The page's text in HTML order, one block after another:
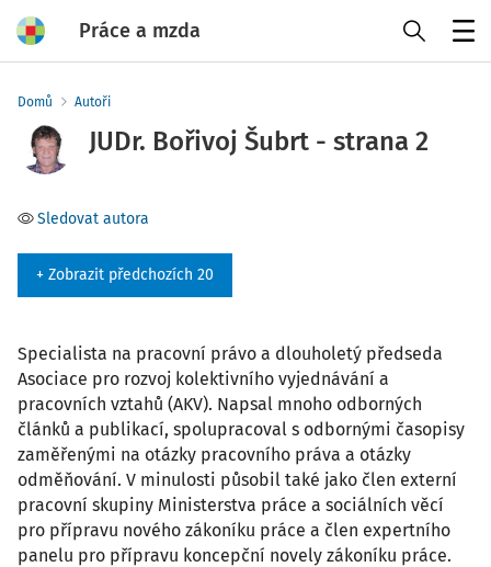
Práce a mzda
Domů Autoři
JUDr. Bořivoj Šubrt - strana 2
Sledovat autora
+ Zobrazit předchozích 20
Specialista na pracovní právo a dlouholetý předseda
Asociace pro rozvoj kolektivního vyjednávání a
pracovních vztahů (AKV). Napsal mnoho odborných
článků a publikací, spolupracoval s odbornými časopisy
zaměřenými na otázky pracovního práva a otázky
odměňování. V minulosti působil také jako člen externí
pracovní skupiny Ministerstva práce a sociálních věcí
pro přípravu nového zákoníku práce a člen expertního
panelu pro přípravu koncepční novely zákoníku práce.